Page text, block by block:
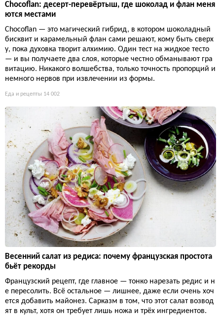
Chocoflan: десерт-перевёртыш, где шоколад и флан меня
ются местами
Chocoflan — это магический гибрид, в котором шоколадный
бисквит и карамельный флан сами решают, кому быть сверх
у, пока духовка творит алхимию. Один тест на жидкое тесто
— и вы получаете два слоя, которые честно обманывают гра
витацию. Никакого волшебства, только точность пропорций и
немного нервов при извлечении из формы.
Еда и рецепты 14 002
Весенний салат из редиса: почему французская простота
бьёт рекорды
Французский рецепт, где главное — тонко нарезать редис и н
е пересолить. Всё остальное — лишнее, даже если очень хоч
ется добавить майонез. Сарказм в том, что этот салат возвод
ят в культ, хотя он требует лишь ножа и трёх ингредиентов.